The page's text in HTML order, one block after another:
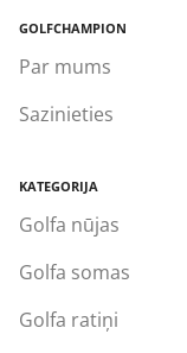
GOLFCHAMPION
Par mums
Sazinieties
KATEGORIJA
Golfa nūjas
Golfa somas
Golfa ratiņi